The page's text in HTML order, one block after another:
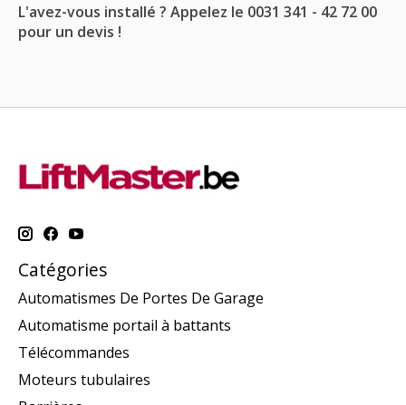
L'avez-vous installé ? Appelez le 0031 341 - 42 72 00
pour un devis !
Catégories
Automatismes De Portes De Garage
Automatisme portail à battants
Télécommandes
Moteurs tubulaires